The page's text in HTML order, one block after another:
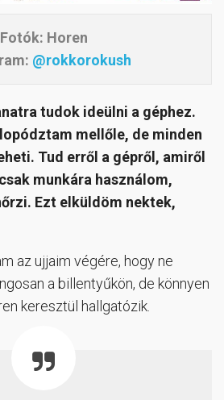
Fotók: Horen
@rokkorokush
tudok ideülni a géphez.
mellőle, de minden
Tud erről a gépről, amiről
munkára használom,
Ezt elküldöm nektek,
az ujjaim végére, hogy ne
a billentyűkön, de könnyen
keresztül hallgatózik.